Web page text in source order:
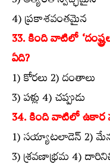
4) ప్రకాశవంతమైన
33. కింది వాటిలో
ఏది?
1) కోరలు 2) దంతాలు
3) పళ్లు 4) చప్పుడు
34. కింది వాటిలో ఉకార
1) సయ్యాటలాడెన్‌ 2)
3) శ్రవణాభ్రమ 4)